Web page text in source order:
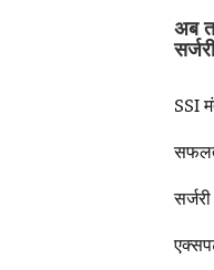
अब
SSI